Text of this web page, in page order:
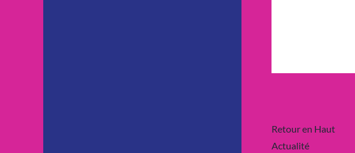
Retour en Haut
Actualité